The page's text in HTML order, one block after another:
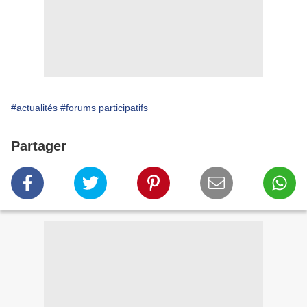
#actualités #forums participatifs
Partager